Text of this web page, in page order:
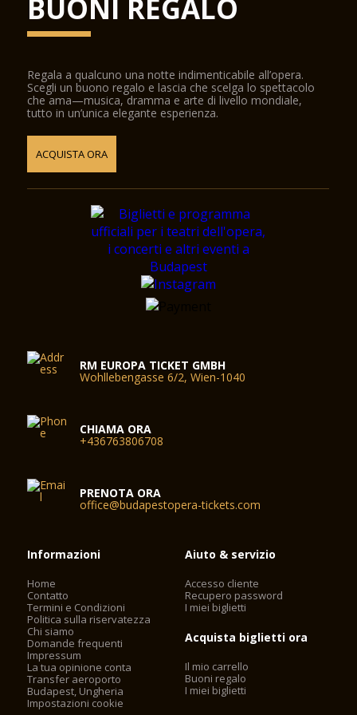
BUONI REGALO
Regala a qualcuno una notte indimenticabile all’opera.
Scegli un buono regalo e lascia che scelga lo spettacolo
che ama—musica, dramma e arte di livello mondiale,
tutto in un’unica elegante esperienza.
ACQUISTA ORA
RM EUROPA TICKET GMBH
Wohllebengasse 6/2, Wien-1040
CHIAMA ORA
+436763806708
PRENOTA ORA
office@budapestopera-tickets.com
Informazioni
Home
Contatto
Termini e Condizioni
Politica sulla riservatezza
Chi siamo
Domande frequenti
Impressum
La tua opinione conta
Transfer aeroporto
Budapest, Ungheria
Impostazioni cookie
Aiuto & servizio
Accesso cliente
Recupero password
I miei biglietti
Acquista biglietti ora
Il mio carrello
Buoni regalo
I miei biglietti